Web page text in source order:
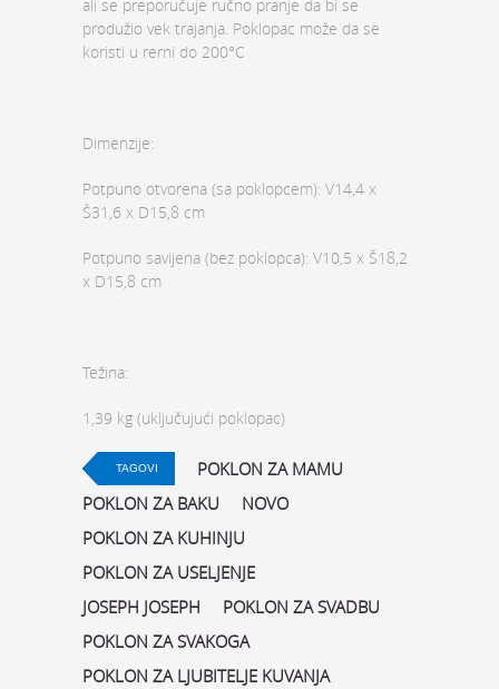
ali se preporučuje ručno pranje da bi se
produžio vek trajanja. Poklopac može da se
koristi u rerni do 200°C
Dimenzije:
Potpuno otvorena (sa poklopcem): V14,4 x
Š31,6 x D15,8 cm
Potpuno savijena (bez poklopca): V10,5 x Š18,2
x D15,8 cm
Težina:
1,39 kg (uključujući poklopac)
TAGOVI
POKLON ZA MAMU
POKLON ZA BAKU
NOVO
POKLON ZA KUHINJU
POKLON ZA USELJENJE
JOSEPH JOSEPH
POKLON ZA SVADBU
POKLON ZA SVAKOGA
POKLON ZA LJUBITELJE KUVANJA